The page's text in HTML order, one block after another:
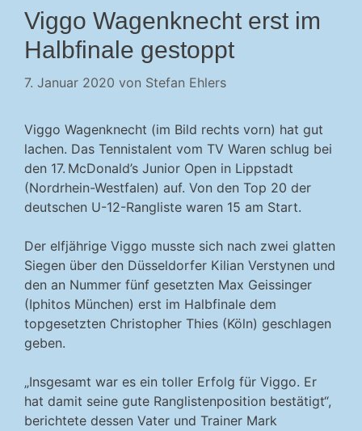
Viggo Wagenknecht erst im
Halbfinale gestoppt
7. Januar 2020 von Stefan Ehlers
Viggo Wagenknecht (im Bild rechts vorn) hat gut
lachen. Das Tennistalent vom TV Waren schlug bei
den 17. McDonald’s Junior Open in Lippstadt
(Nordrhein-Westfalen) auf. Von den Top 20 der
deutschen ­U-12-Rangliste waren 15 am Start.
Der elfjährige Viggo musste sich nach zwei glatten
Siegen über den Düsseldorfer Kilian Verstynen und
den an Nummer fünf gesetzten Max Geissinger
(Iphitos München) erst im Halbfinale dem
topgesetzten Christopher Thies (Köln) geschlagen
geben.
„Insgesamt war es ein toller Erfolg für Viggo. Er
hat damit seine gute Ranglistenposition bestätigt“,
berichtete dessen Vater und Trainer Mark